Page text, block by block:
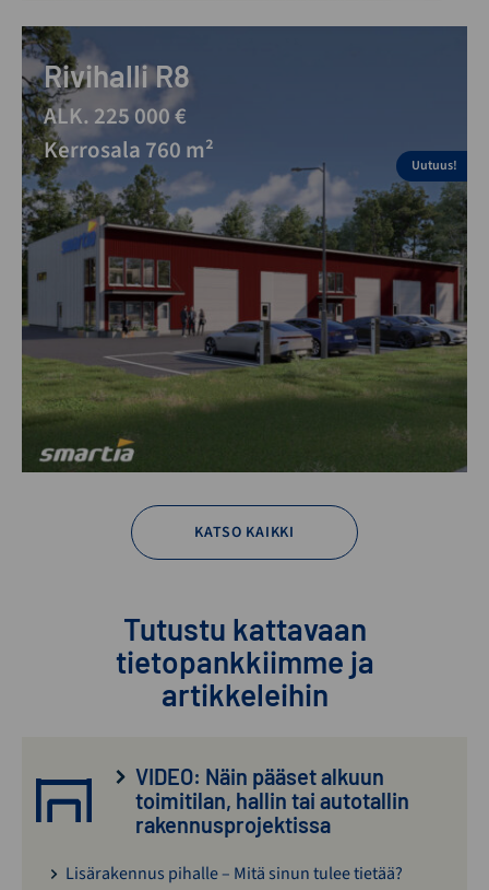
Rivihalli R8
ALK. 225 000 €
Kerrosala 760 m²
Uutuus!
KATSO KAIKKI
Tutustu kattavaan
tietopankkiimme ja
artikkeleihin
VIDEO: Näin pääset alkuun
toimitilan, hallin tai autotallin
rakennusprojektissa
Lisärakennus pihalle – Mitä sinun tulee tietää?